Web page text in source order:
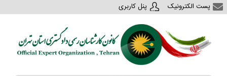
پست الکترونیک پنل کاربری